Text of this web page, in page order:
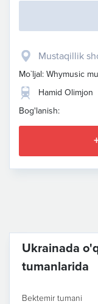
Mustaqillik
Mo`ljal: Whymusic
Hamid Olimjon
Bog'lanish:
Ukrainada
tumanlarida
Bektemir tumani